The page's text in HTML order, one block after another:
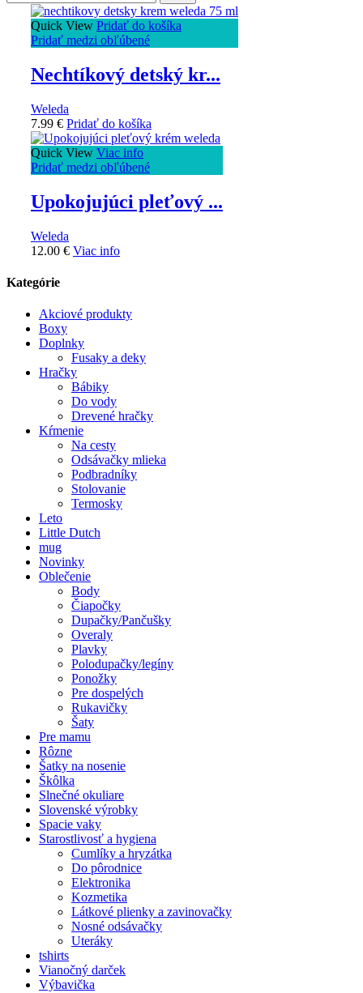
Quick View Pridať do košíka
Pridať medzi obľúbené
Nechtíkový detský kr...
Weleda
7.99 € Pridať do košíka
Quick View Viac info
Pridať medzi obľúbené
Upokojujúci pleťový ...
Weleda
12.00 € Viac info
Kategórie
Akciové produkty
Boxy
Doplnky
Fusaky a deky
Hračky
Bábiky
Do vody
Drevené hračky
Kŕmenie
Na cesty
Odsávačky mlieka
Podbradníky
Stolovanie
Termosky
Leto
Little Dutch
mug
Novinky
Oblečenie
Body
Čiapočky
Dupačky/Pančušky
Overaly
Plavky
Polodupačky/legíny
Ponožky
Pre dospelých
Rukavičky
Šaty
Pre mamu
Rôzne
Šatky na nosenie
Škôlka
Slnečné okuliare
Slovenské výrobky
Spacie vaky
Starostlivosť a hygiena
Cumlíky a hryzátka
Do pôrodnice
Elektronika
Kozmetika
Látkové plienky a zavinovačky
Nosné odsávačky
Uteráky
tshirts
Vianočný darček
Výbavička